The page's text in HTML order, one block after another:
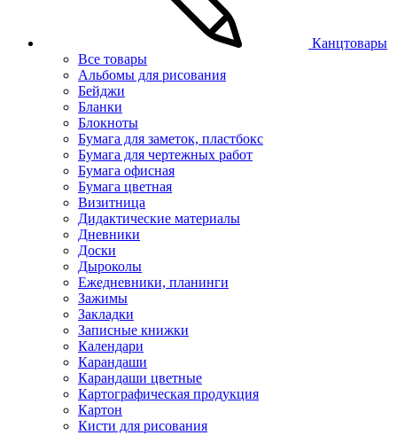
Канцтовары
Все товары
Альбомы для рисования
Бейджи
Бланки
Блокноты
Бумага для заметок, пластбокс
Бумага для чертежных работ
Бумага офисная
Бумага цветная
Визитница
Дидактические материалы
Дневники
Доски
Дыроколы
Ежедневники, планинги
Зажимы
Закладки
Записные книжки
Календари
Карандаши
Карандаши цветные
Картографическая продукция
Картон
Кисти для рисования